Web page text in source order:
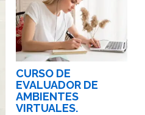
CURSO DE
EVALUADOR DE
AMBIENTES
VIRTUALES.